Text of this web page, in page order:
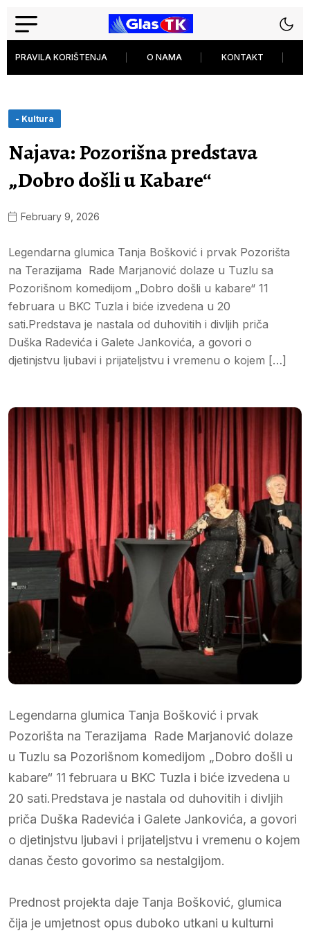
PRAVILA KORIŠTENJA O NAMA KONTAKT
- Kultura
Najava: Pozorišna predstava
„Dobro došli u Kabare“
February 9, 2026
Legendarna glumica Tanja Bošković i prvak Pozorišta
na Terazijama Rade Marjanović dolaze u Tuzlu sa
Pozorišnom komedijom „Dobro došli u kabare“ 11
februara u BKC Tuzla i biće izvedena u 20
sati.Predstava je nastala od duhovitih i divljih priča
Duška Radevića i Galete Jankovića, a govori o
djetinjstvu ljubavi i prijateljstvu i vremenu o kojem […]
Legendarna glumica Tanja Bošković i prvak
Pozorišta na Terazijama Rade Marjanović dolaze
u Tuzlu sa Pozorišnom komedijom „Dobro došli u
kabare“ 11 februara u BKC Tuzla i biće izvedena u
20 sati.Predstava je nastala od duhovitih i divljih
priča Duška Radevića i Galete Jankovića, a govori
o djetinjstvu ljubavi i prijateljstvu i vremenu o kojem
danas često govorimo sa nestalgijom.
Prednost projekta daje Tanja Bošković, glumica
čija je umjetnost opus duboko utkani u kulturni